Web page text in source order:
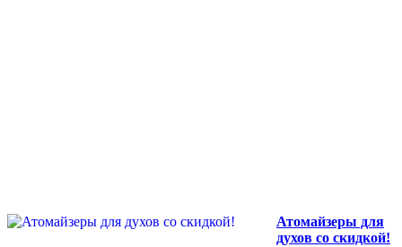
Атомайзеры для
духов со скидкой!